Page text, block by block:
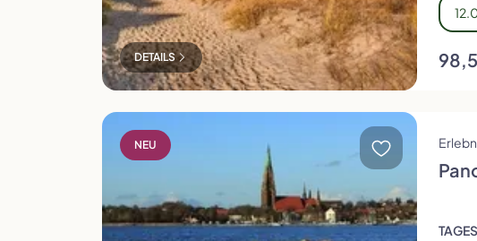
DETAILS
NEU
Panoramafahrt nach Schleswig